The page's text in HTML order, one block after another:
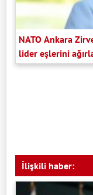
NATO Ankara
lider eşlerini
İlişkili haber: